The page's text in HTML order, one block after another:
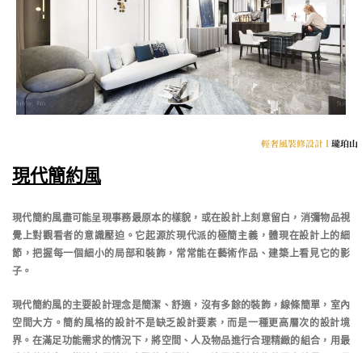
輕奢風裝修設計 l 瓏珀山
現代簡約風
現代簡約風盡可能呈現事務最原本的樣貌，或在設計上刻意留白，消彌物品視
覺上對觀看者的意識壓迫。它起源於現代派的極簡主義，體現在設計上的細
節，把握每一個細小的局部和裝飾，常常能在藝術作品、建築上看見它的影
子。
現代簡約風的主要設計理念是簡潔、舒適，沒有多餘的裝飾，線條簡單，室內
空間大方。簡約風格的設計不是缺乏設計要素，而是一種更高層次的設計境
界。在滿足功能需求的情況下，將空間、人及物品進行合理精緻的組合，用最